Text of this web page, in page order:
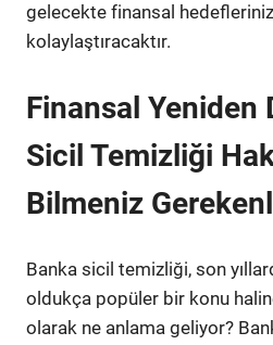
gelecekte finansal
kolaylaştıracaktır.
Finansal Yeniden
Sicil Temizliği
Bilmeniz
Banka sicil temizliği, son
oldukça popüler bir konu
olarak ne anlama geliyor?